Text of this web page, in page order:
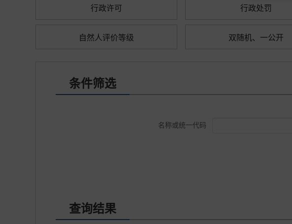
行政许可 行政处罚
自然人评价等级 双随机、一公开
条件筛选
名称或统一代码
查询结果